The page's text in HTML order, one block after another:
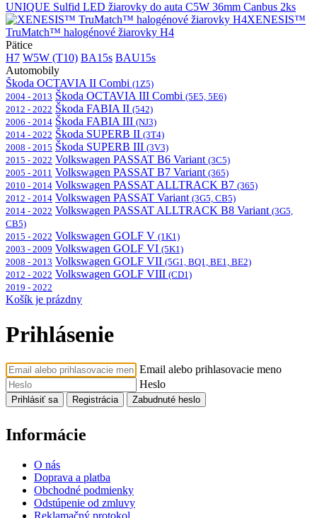
UNIQUE Sulfid LED žiarovky do auta C5W 36mm Canbus 2ks
XENESIS™
TruMatch™ halogénové žiarovky H4
Pätice
H7 W5W (T10) BA15s BAU15s
Automobily
Škoda OCTAVIA II Combi (1Z5)
2004 - 2013 Škoda OCTAVIA III Combi (5E5, 5E6)
2012 - 2022 Škoda FABIA II (542)
2006 - 2014 Škoda FABIA III (NJ3)
2014 - 2022 Škoda SUPERB II (3T4)
2008 - 2015 Škoda SUPERB III (3V3)
2015 - 2022 Volkswagen PASSAT B6 Variant (3C5)
2005 - 2011 Volkswagen PASSAT B7 Variant (365)
2010 - 2014 Volkswagen PASSAT ALLTRACK B7 (365)
2012 - 2014 Volkswagen PASSAT Variant (3G5, CB5)
2014 - 2022 Volkswagen PASSAT ALLTRACK B8 Variant (3G5,
CB5)
2015 - 2022 Volkswagen GOLF V (1K1)
2003 - 2009 Volkswagen GOLF VI (5K1)
2008 - 2013 Volkswagen GOLF VII (5G1, BQ1, BE1, BE2)
2012 - 2022 Volkswagen GOLF VIII (CD1)
2019 - 2022
Košík je prázdny
Prihlásenie
Email alebo prihlasovacie meno
Heslo
Prihlásiť sa Registrácia Zabudnuté heslo
Informácie
O nás
Doprava a platba
Obchodné podmienky
Odstúpenie od zmluvy
Reklamačný protokol